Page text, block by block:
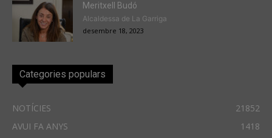
Meritxell Budó
Alcaldessa de La Garriga
desembre 18, 2023
Categories populars
NOTÍCIES
21852
AVUI FA ANYS
1418